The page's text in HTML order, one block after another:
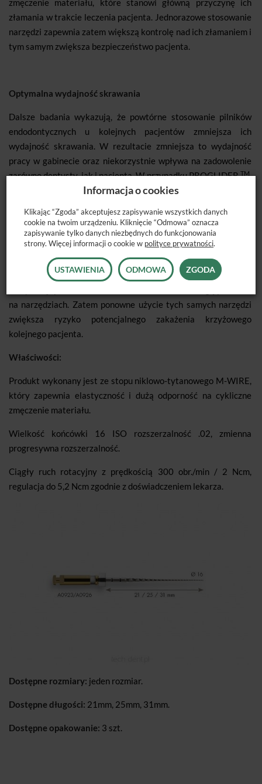
zmęczenie materiału, które stanowi główną przyczynę ich
złamania w trakcie leczenia pacjenta. Jednorazowe stosowanie
narzędzi zapewnia zatem większą kontrolę nad ich złamaniem i
tym samym zwiększa bezpieczeństwo pacjenta.
Optymalna wydajność skrawania
Dalsze badania wykazują, że powtórne stosowanie pilników
endodontycznych u kolejnych pacjentów zmniejsza ich
wydajność skrawania. W rezultacie zmniejsza to wydajność
pracy w gabinecie oraz niekorzystnie wpływa na zadowolenie
zarówno dentysty, jak i pacjenta. W przypadku PROGLIDERTM,
nie występuje zmniejszenie wydajności cięcia, ponieważ każdy
Badania wykazują, że bez względu na jakość przeprowadzonej
na narzędziach. Zatem ponowne użycie tych samych narzędzi
zwiększa ryzyko potencjalnego zakażenia krzyżowego
kolejnego pacjenta.
Właściwości:
Produkt wykonany jest ze stopu niklowo-tytanowego M-WIRE,
który zapewnia elastyczność i dużą odporność na cykliczne
zmęczenie materiału.
Wielkość końcówki 16 ISO rozszerzalność .02, zmienna
progresywna rozszerzalność.
Ciągły ruch rotacyjny z prędkością 300 obr./min / 2 Ncm,
regulacja do 5,2 Ncm zgodnie z doświadczeniem lekarza.
Dostępne rozmiary: jeden rozmiar.
Dostępne długości: 21mm, 25mm, 31mm.
Dostępne opakowanie: 3 szt.
Informacja o cookies
Klikając “Zgoda” akceptujesz zapisywanie wszystkich danych
cookie na twoim urządzeniu. Kliknięcie “Odmowa” oznacza
zapisywanie tylko danych niezbędnych do funkcjonowania
strony. Więcej informacji o cookie w polityce prywatności.
USTAWIENIA ODMOWA ZGODA